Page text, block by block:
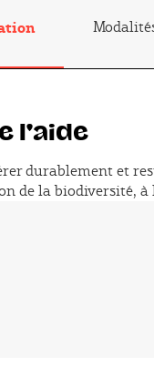
l'aide
durablement et
de la biodiversité,